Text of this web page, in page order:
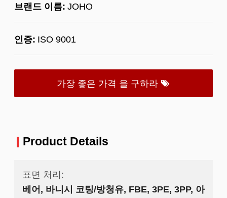
브랜드 이름: JOHO
인증: ISO 9001
가장 좋은 가격 을 구하라
Product Details
표면 처리:
베어, 바니시 코팅/방청유, FBE, 3PE, 3PP, 아